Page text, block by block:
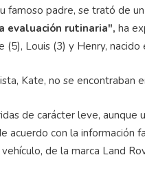
famoso padre, se trató de
evaluación rutinaria", ha
Louis (3) y Henry,
Kate, no se encontraban
de carácter leve, aunque
acuerdo con la información
de la marca Land